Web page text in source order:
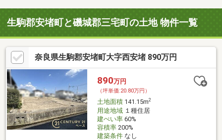
生駒郡安堵町と磯城郡三宅町の土地 物件一覧
奈良県生駒郡安堵町大字西安堵 890万円
890万円
（坪単価:20.80万円）
土地面積141.15m2
用途地域１種住居
建ぺい率60%
容積率200%
建築条件なし